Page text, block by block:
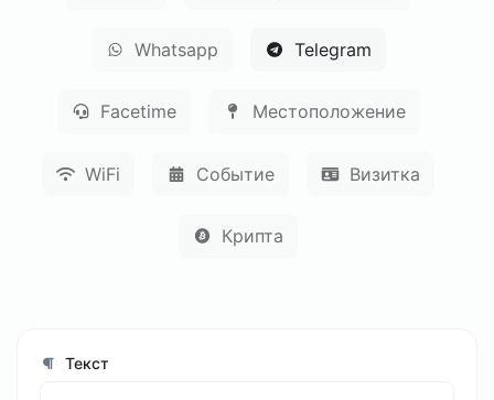
Whatsapp Telegram
Facetime Местоположение
WiFi Событие Визитка
Крипта
Текст